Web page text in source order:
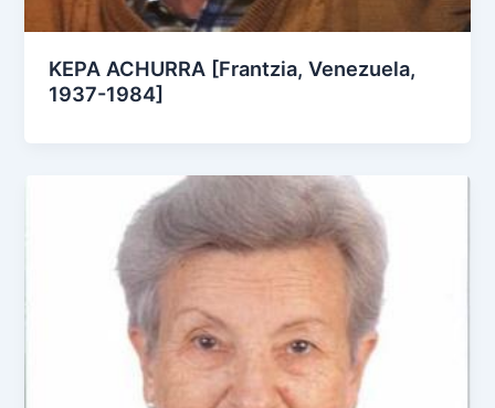
KEPA ACHURRA [Frantzia, Venezuela,
1937-1984]